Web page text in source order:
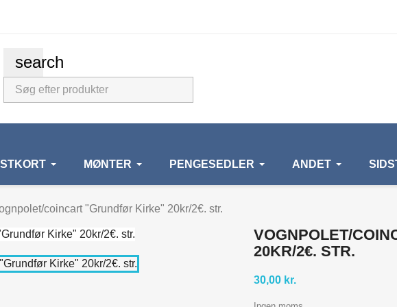
search
MØNTER PENGESEDLER ANDET
coincart "Grundfør Kirke" 20kr/2€. str.
VOGNPOLET/
20KR/2€. STR.
30,00 kr.